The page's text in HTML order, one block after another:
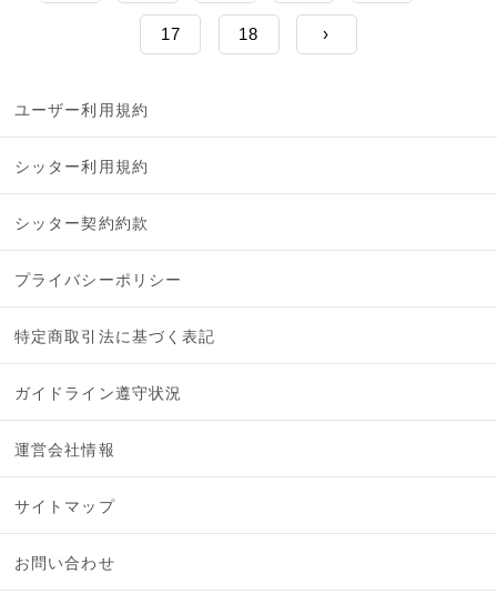
17 18 ›
ユーザー利用規約
シッター利用規約
シッター契約約款
プライバシーポリシー
特定商取引法に基づく表記
ガイドライン遵守状況
運営会社情報
サイトマップ
お問い合わせ